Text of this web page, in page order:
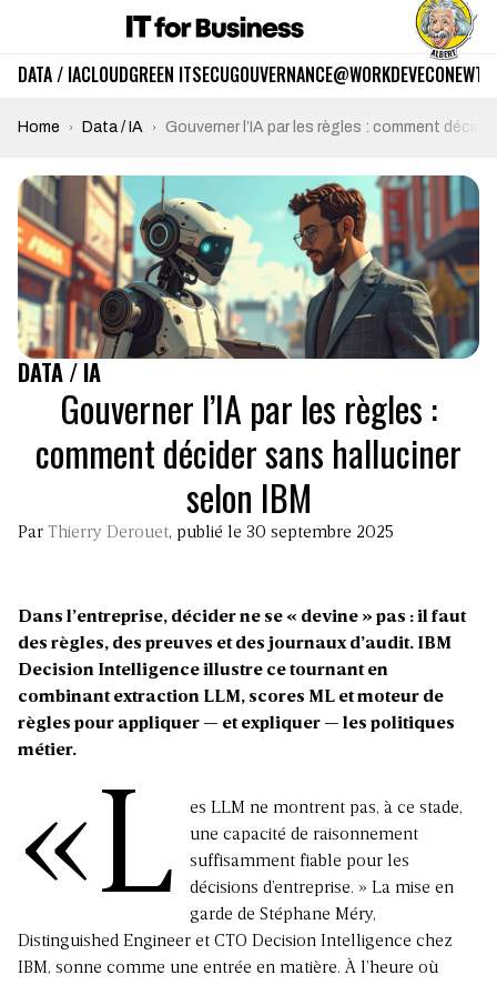
DATA / IACLOUDGREEN ITSECUGOUVERNANCE@WORKDEVECO
Home Data / IA Gouverner l’IA par les règles : comment
DATA / IA
Gouverner l’IA par les règles :
comment décider sans halluciner
selon IBM
Par Thierry Derouet, publié le 30 septembre 2025
Dans l’entreprise, décider ne se « devine » pas : il faut
des règles, des preuves et des journaux d’audit. IBM
Decision Intelligence illustre ce tournant en
combinant extraction LLM, scores ML et moteur de
règles pour appliquer — et expliquer — les politiques
métier.
«L
es LLM ne montrent pas, à ce stade,
une capacité de raisonnement
suffisamment fiable pour les
décisions d’entreprise. » La mise en
garde de Stéphane Méry,
Distinguished Engineer et CTO Decision Intelligence chez
IBM, sonne comme une entrée en matière. À l’heure où